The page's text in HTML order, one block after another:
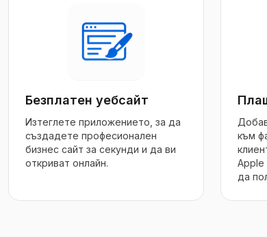
Безплатен уебсайт
Изтеглете приложението, за да
създадете професионален
бизнес сайт за секунди и да ви
откриват онлайн.
към
Apple
да